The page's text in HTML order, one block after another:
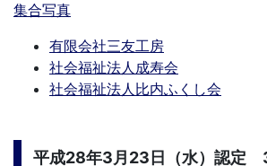
集合写真
有限会社三友工房
社会福祉法人成寿会
社会福祉法人比内ふくし会
平成28年3月23日（水）認定